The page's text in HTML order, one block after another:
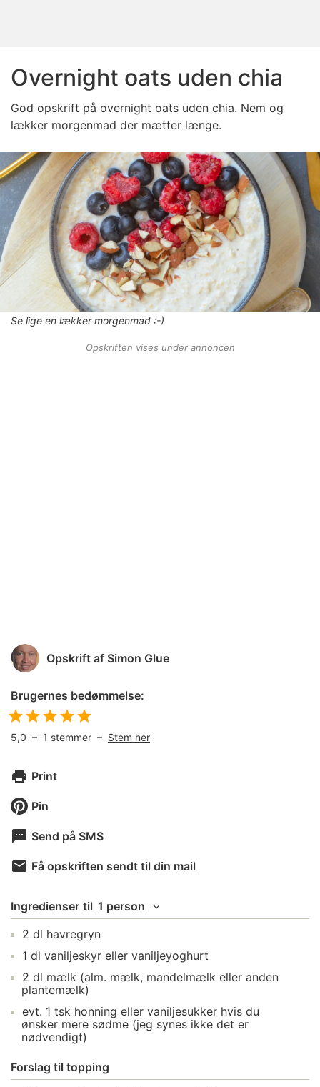
Overnight oats uden chia
God opskrift på overnight oats uden chia. Nem og
lækker morgenmad der mætter længe.
Se lige en lækker morgenmad :-)
Opskriften vises under annoncen
Opskrift af Simon Glue
Brugernes bedømmelse:
5,0 – 1 stemmer – Stem her
Print
Pin
Send på SMS
Få opskriften sendt til din mail
Ingredienser til 1 person
2 dl havregryn
1 dl vaniljeskyr eller vaniljeyoghurt
2 dl mælk (alm. mælk, mandelmælk eller anden
plantemælk)
evt. 1 tsk honning eller vaniljesukker hvis du
ønsker mere sødme (jeg synes ikke det er
nødvendigt)
Forslag til topping